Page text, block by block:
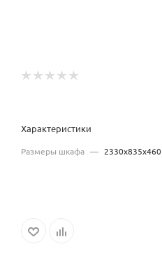
Характеристики
Размеры шкафа — 2330х835х460